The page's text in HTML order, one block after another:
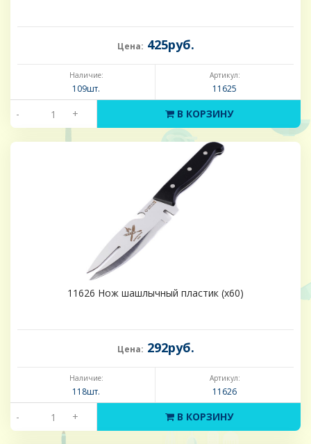
Цена: 425руб.
Наличие:
109шт.
Артикул:
11625
- + В КОРЗИНУ
11626 Нож шашлычный пластик (х60)
Цена: 292руб.
Наличие:
118шт.
Артикул:
11626
- + В КОРЗИНУ